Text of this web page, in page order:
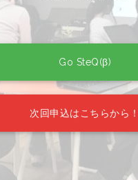
Go SteQ(β)
次回申込はこちらから！